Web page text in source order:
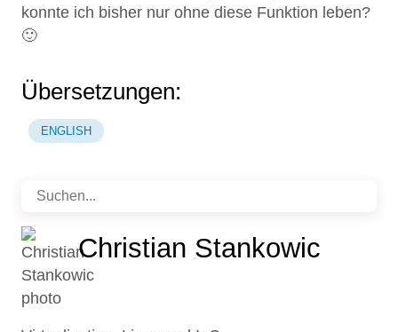
konnte ich bisher nur ohne diese Funktion leben?
🙂
Übersetzungen:
ENGLISH
Christian Stankowic